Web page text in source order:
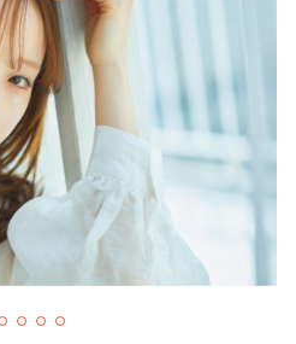
詳細条件を変更
の求人数 件
検索する